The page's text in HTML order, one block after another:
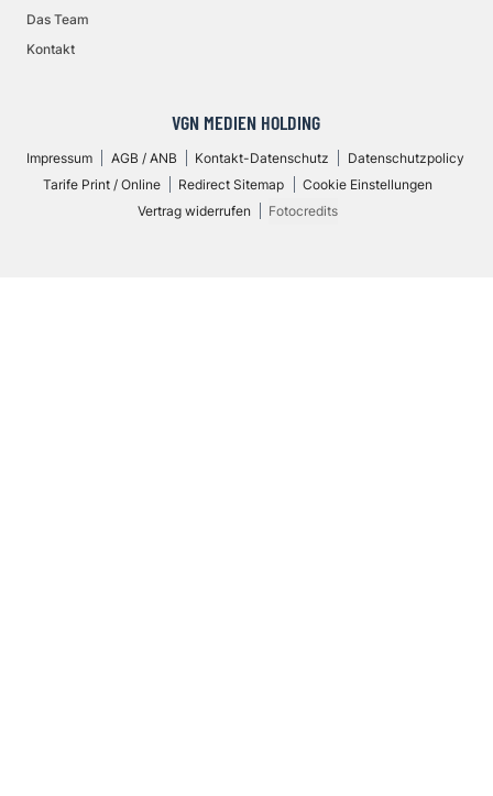
Das Team
Kontakt
VGN MEDIEN HOLDING
Impressum AGB / ANB Kontakt-Datenschutz
Datenschutzpolicy
Tarife Print / Online
Redirect Sitemap
Cookie Einstellungen
Vertrag widerrufen
Fotocredits